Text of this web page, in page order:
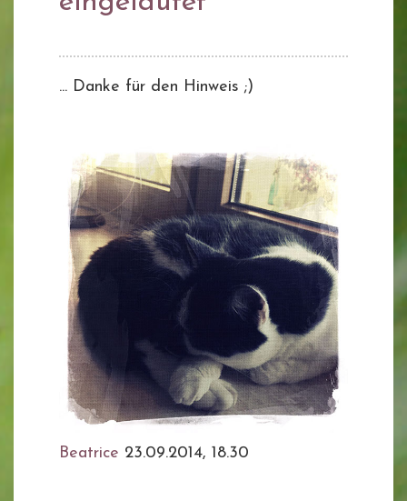
... Danke für den Hinweis ;)
Beatrice 23.09.2014, 18.30